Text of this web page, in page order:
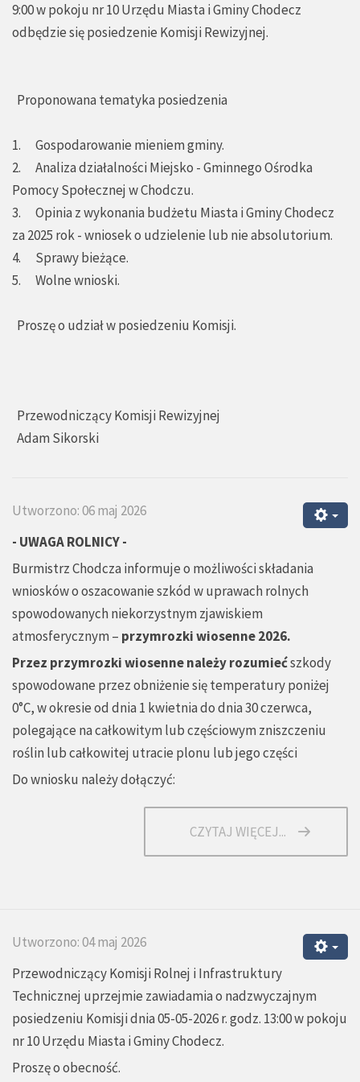
9:00 w pokoju nr 10 Urzędu Miasta i Gminy Chodecz
odbędzie się posiedzenie Komisji Rewizyjnej.
Proponowana tematyka posiedzenia
1. Gospodarowanie mieniem gminy.
2. Analiza działalności Miejsko - Gminnego Ośrodka
Pomocy Społecznej w Chodczu.
3. Opinia z wykonania budżetu Miasta i Gminy Chodecz
za 2025 rok - wniosek o udzielenie lub nie absolutorium.
4. Sprawy bieżące.
5. Wolne wnioski.
Proszę o udział w posiedzeniu Komisji.
Przewodniczący Komisji Rewizyjnej
Adam Sikorski
Utworzono: 06 maj 2026
- UWAGA ROLNICY -
Burmistrz Chodcza informuje o możliwości składania
wniosków o oszacowanie szkód w uprawach rolnych
spowodowanych niekorzystnym zjawiskiem
atmosferycznym – przymrozki wiosenne 2026.
Przez przymrozki wiosenne należy rozumiećszkody
spowodowane przez obniżenie się temperatury poniżej
0°C, w okresie od dnia 1 kwietnia do dnia 30 czerwca,
polegające na całkowitym lub częściowym zniszczeniu
roślin lub całkowitej utracie plonu lub jego części
Do wniosku należy dołączyć:
CZYTAJ WIĘCEJ...
Utworzono: 04 maj 2026
Przewodniczący Komisji Rolnej i Infrastruktury
Technicznej uprzejmie zawiadamia o nadzwyczajnym
posiedzeniu Komisji dnia 05-05-2026 r. godz. 13:00 w pokoju
nr 10 Urzędu Miasta i Gminy Chodecz.
Proszę o obecność.